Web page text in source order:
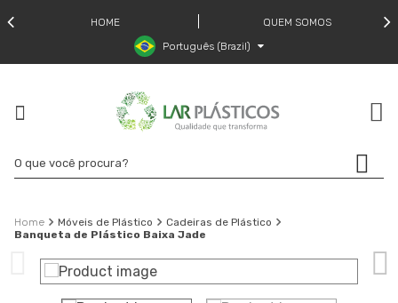
HOME
QUEM SOMOS
Português (Brazil)
Móveis de Plástico
Cadeiras de Plástico
Banqueta de Plástico Baixa Jade